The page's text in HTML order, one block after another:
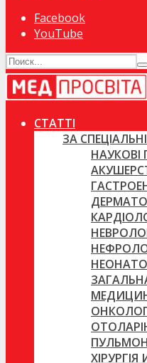
Facebook
YouTube
СТАТТІ
ЗА
НАУКОВІ